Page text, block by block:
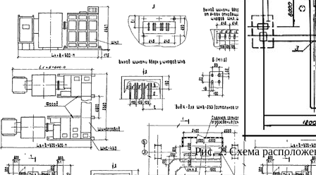
Рис. 2. Схема